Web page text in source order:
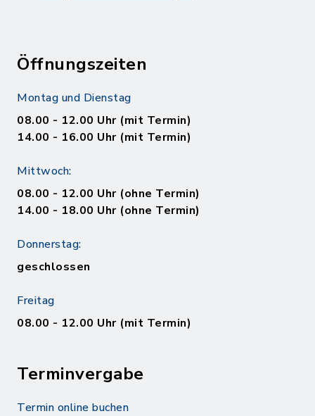
Öffnungszeiten
Montag und Dienstag
08.00 - 12.00 Uhr (mit Termin)
14.00 - 16.00 Uhr (mit Termin)
Mittwoch:
08.00 - 12.00 Uhr (ohne Termin)
14.00 - 18.00 Uhr (ohne Termin)
Donnerstag:
geschlossen
Freitag
08.00 - 12.00 Uhr (mit Termin)
Terminvergabe
Termin online buchen